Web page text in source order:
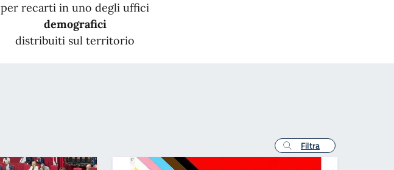
per recarti in uno degli uffici
demografici
distribuiti sul territorio
Filtra